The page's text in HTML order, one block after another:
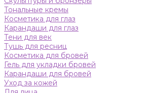
Тональные кремы
Косметика для глаз
Карандаши для глаз
Тени для век
Тушь для ресниц
Косметика для бровей
Гель для укладки бровей
Карандаши для бровей
Уход за кожей